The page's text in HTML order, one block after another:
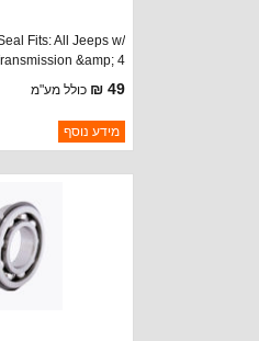
Fits: All Jeeps w/
&amp; 4
All Jeeps with T150
Transmission.
49 ₪ כולל מע"מ
ברקוד: 83300041
יצרן:CHRYSLER
מידע נוסף